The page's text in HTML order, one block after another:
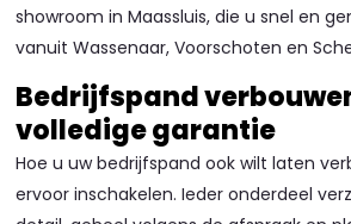
showroom in Maassluis, die u snel en
vanuit Wassenaar, Voorschoten en
Bedrijfspand
volledige garantie
Hoe u uw bedrijfspand ook wilt laten
ervoor inschakelen. Ieder onderdeel